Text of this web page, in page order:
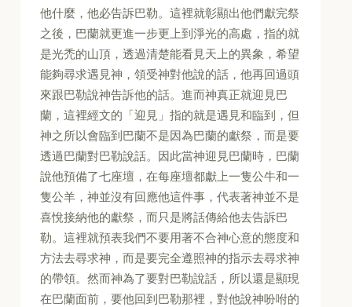
他什麼，他必告訴巴勒。這裡就彰顯出他們獻完祭
之後，巴蘭就更進一步更上到淨光的高處，指的就
是光禿的山頂，透過清楚能看見天上的異象，希望
能夠尋求遇見神，領受神對他說的話，他再回過頭
來跟巴勒說神告訴他的話。進而神真正就迎見巴
蘭，這裡經文的「迎見」指的就是遇見和臨到，但
神之所以會臨到巴蘭不是因為巴蘭的獻祭，而是要
透過巴蘭對巴勒說話。因此當神迎見巴蘭時，巴蘭
說他預備了七座壇，在每座壇都獻上一隻公牛和一
隻公羊，神並沒有回應他這件事，代表著神並不是
喜悅接納他的獻祭，而只是將話傳給他去告訴巴
勒。這裡就預表我們不要用著不合神心意的態度和
方法去尋求神，而是要完全遵照神的指示去尋求神
的帶領。然而神為了要對巴勒說話，所以還是顯現
在巴蘭面前，要他回到巴勒那裡，對他說神吩咐的